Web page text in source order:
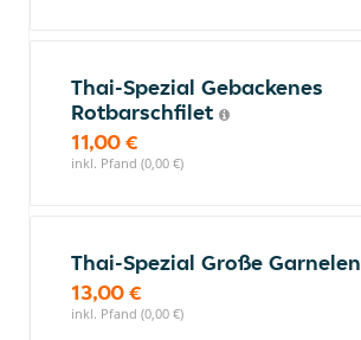
Thai-Spezial Gebackenes
Rotbarschfilet
11,00 €
inkl. Pfand (0,00 €)
Thai-Spezial Große Garnelen
13,00 €
inkl. Pfand (0,00 €)